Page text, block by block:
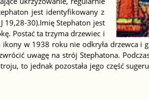
jest identyfikowany z
19,28-30).Imię Stephaton jest
Postać ta trzyma drzewiec i
w 1938 roku nie odkryła drzewca i
uwagę na strój Stephatona.
to jednak pozostała jego część